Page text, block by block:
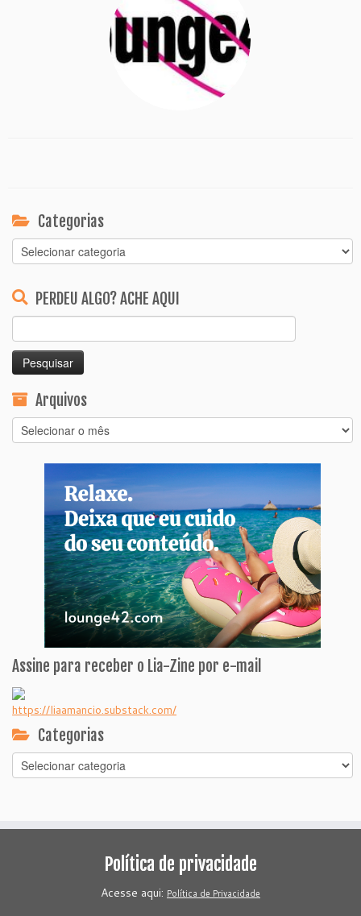
Categorias
Categorias
PERDEU ALGO? ACHE AQUI
por:
Arquivos
Arquivos
Assine para receber o Lia-Zine por e-mail
https://liaamancio.substack.com/
Categorias
Categorias
Política de privacidade
Acesse aqui: Política de Privacidade